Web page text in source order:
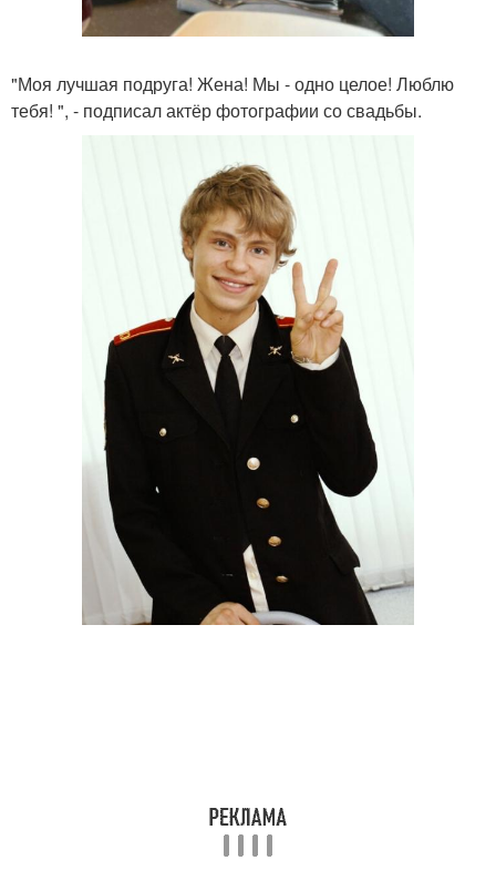
"Моя лучшая подруга! Жена! Мы - одно целое! Люблю
тебя! ", - подписал актёр фотографии со свадьбы.